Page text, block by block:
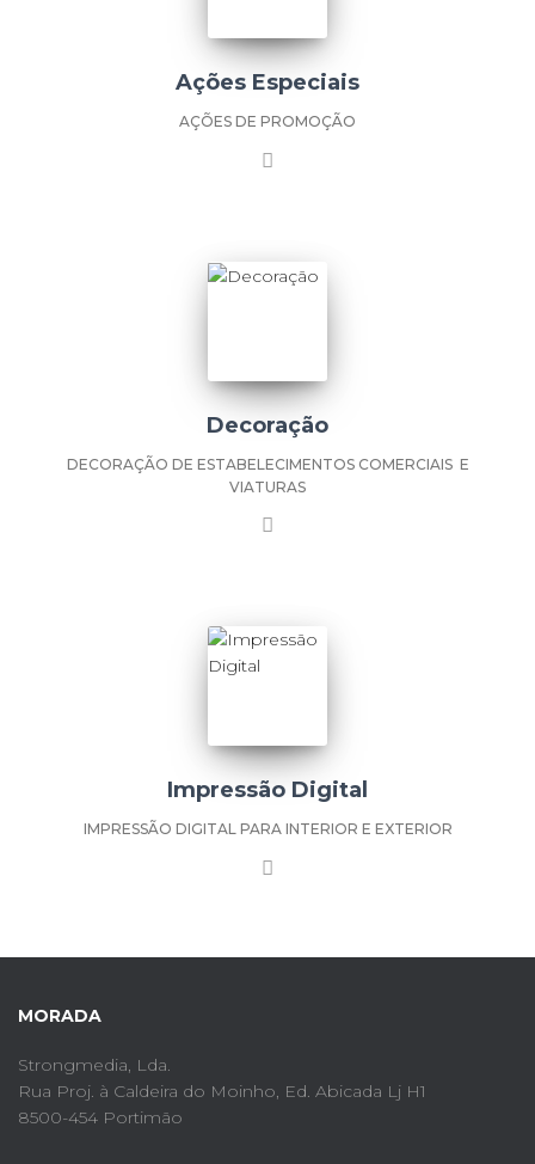
Ações Especiais
AÇÕES DE PROMOÇÃO
Decoração
DECORAÇÃO DE ESTABELECIMENTOS COMERCIAIS E
VIATURAS
Impressão Digital
IMPRESSÃO DIGITAL PARA INTERIOR E EXTERIOR
MORADA
Strongmedia, Lda.
Rua Proj. à Caldeira do Moinho, Ed. Abicada Lj H1
8500-454 Portimão